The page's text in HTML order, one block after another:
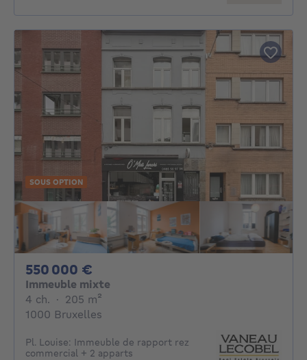
SOUS OPTION
550 000 €
Immeuble mixte
4 ch. 4 chambres
· 205 m²
1000 Bruxelles
Pl. Louise: Immeuble de rapport rez
commercial + 2 apparts